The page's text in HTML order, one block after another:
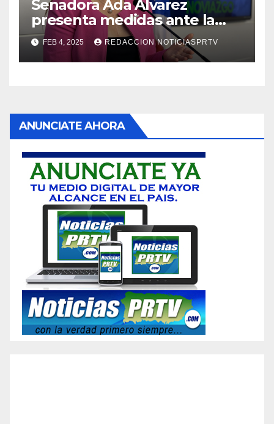
Senadora Ada Álvarez
presenta medidas ante la
violencia en el noviazgo
FEB 4, 2025 REDACCION NOTICIASPRTV
ANUNCIATE AHORA